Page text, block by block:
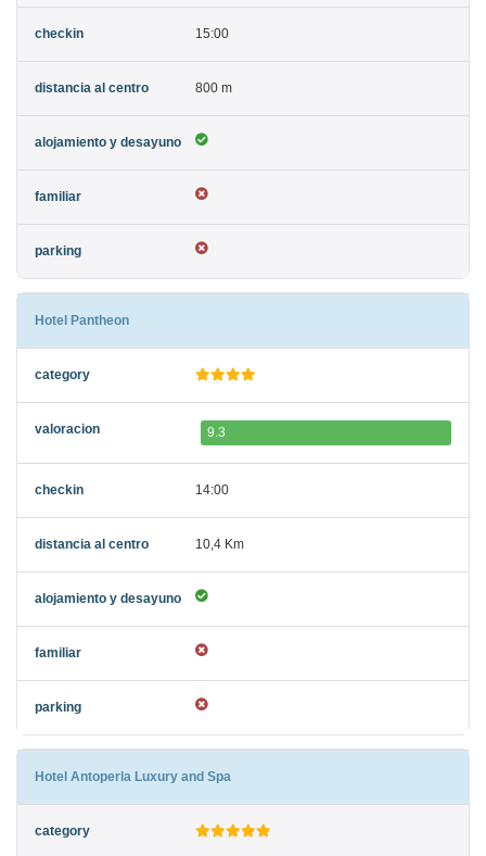
15:00
800 m
Hotel Pantheon
9.3
14:00
10,4 Km
Hotel Antoperla Luxury and Spa